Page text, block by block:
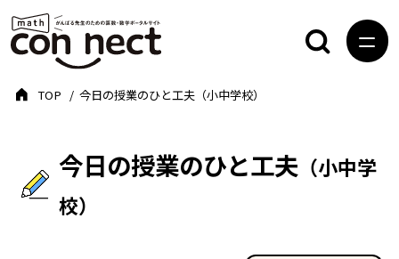
今日の授業のひと工夫 （小中学
校）
TOP 今日の授業のひと工夫（小中学校）